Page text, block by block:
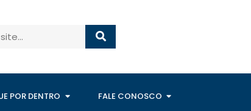
POR DENTRO FALE CONOSCO